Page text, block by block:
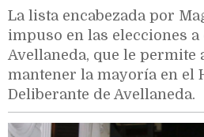
La lista encabezada por
impuso en las elecciones a
Avellaneda, que le permite
mantener la mayoría en el
Deliberante de Avellaneda.